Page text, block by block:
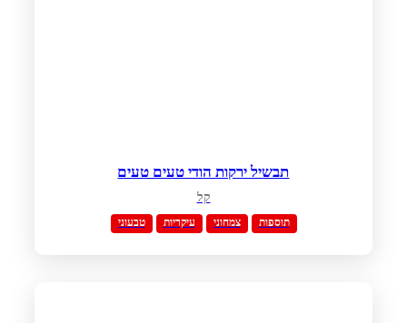
תבשיל ירקות הודי טעים טעים
קל
טבעוני עיקריות צמחוני תוספות